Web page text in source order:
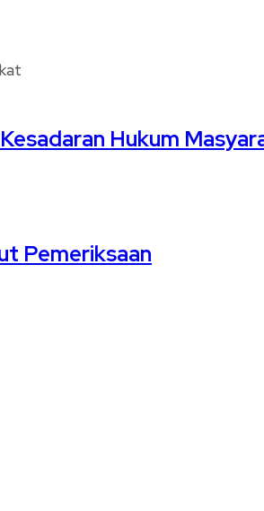
Hukum
Pemeriksaan